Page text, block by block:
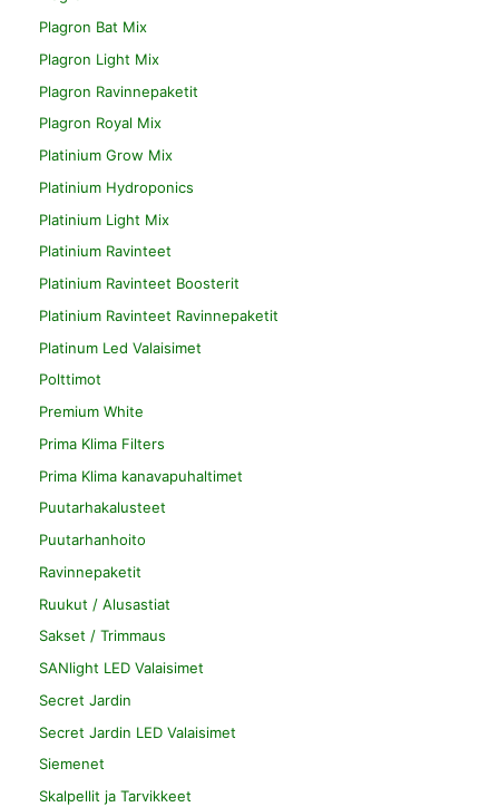
Plagron Bat Mix
Plagron Light Mix
Plagron Ravinnepaketit
Plagron Royal Mix
Platinium Grow Mix
Platinium Hydroponics
Platinium Light Mix
Platinium Ravinteet
Platinium Ravinteet Boosterit
Platinium Ravinteet Ravinnepaketit
Platinum Led Valaisimet
Polttimot
Premium White
Prima Klima Filters
Prima Klima kanavapuhaltimet
Puutarhakalusteet
Puutarhanhoito
Ravinnepaketit
Ruukut / Alusastiat
Sakset / Trimmaus
SANlight LED Valaisimet
Secret Jardin
Secret Jardin LED Valaisimet
Siemenet
Skalpellit ja Tarvikkeet